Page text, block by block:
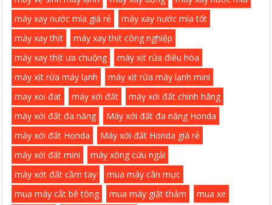
máy xay nước mía giá rẻ
máy xay nước mía tốt
máy xay thịt
máy xay thịt công nghiệp
máy xay thịt ưa chuộng
máy xịt rửa điều hòa
máy xịt rửa máy lạnh
máy xịt rửa máy lạnh mini
may xoi đat
máy xới đất
máy xới đất chính hãng
máy xới đất đa năng
Máy xới đất đa năng Honda
máy xới đất Honda
Máy xới đất Honda giá rẻ
máy xới đất mini
máy xông cứu ngải
máy xớt đất cầm tay
mua máy cân mực
mua máy cắt bê tông
mua máy giặt thảm
mua xe